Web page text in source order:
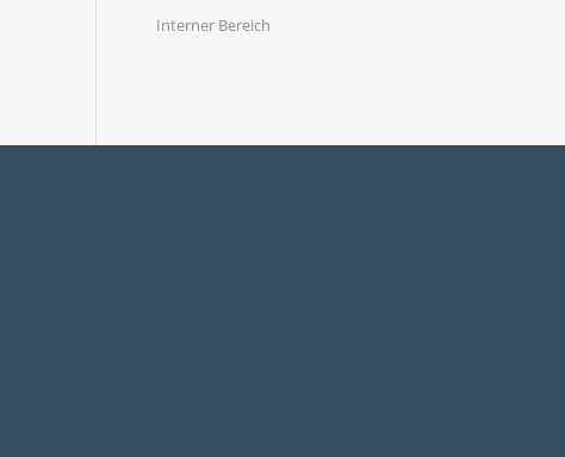
Interner Bereich